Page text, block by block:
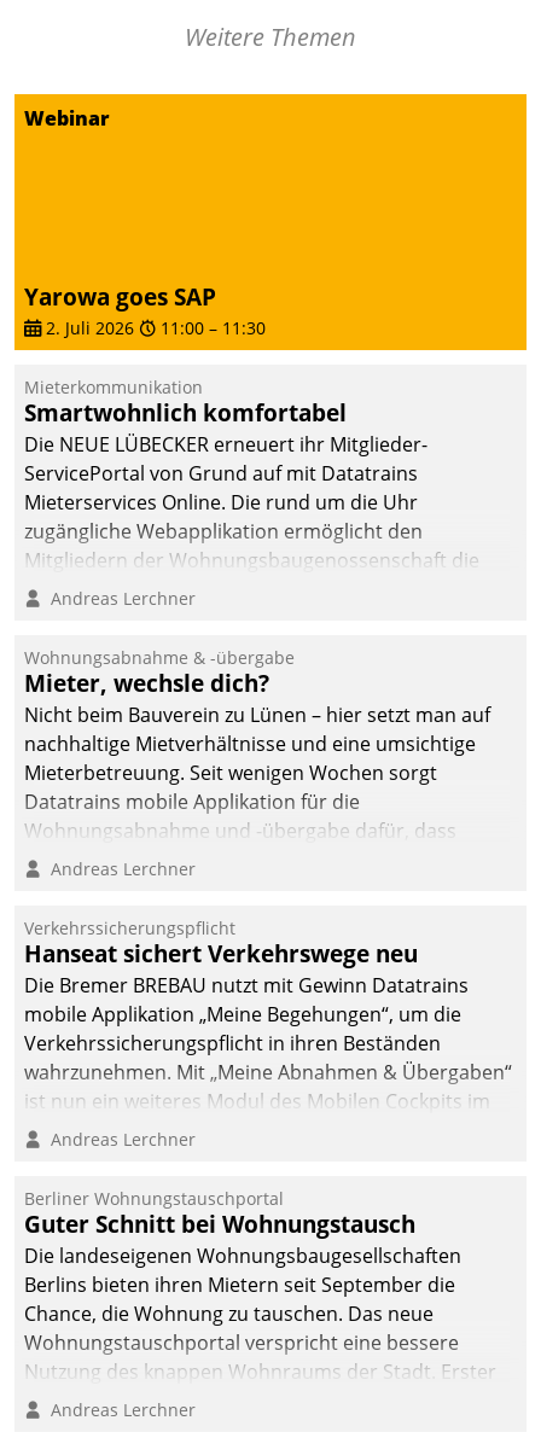
profitieren: Die nahtlose
von AktivBo und
Datatrain ermöglicht
datengestützte
Entscheidungen.
Weitere Themen
Webinar
Yarowa goes SAP
2. Juli 2026 11:00 – 11:30
Mieterkommunikation
Smartwohnlich komfortabel
Die NEUE LÜBECKER erneuert ihr Mitglieder-
ServicePortal von Grund auf mit Datatrains
Mieterservices Online. Die rund um die Uhr
zugängliche Webapplikation ermöglicht den
Mitgliedern der Wohnungs­bau­genossenschaft die
Kontaktaufnahme per Smartphone, Tablet oder PC.
Andreas Lerchner
Wohnungsabnahme & -übergabe
Mieter, wechsle dich?
Nicht beim Bauverein zu Lünen – hier setzt man auf
nachhaltige Mietverhältnisse und eine umsichtige
Mieterbetreuung. Seit wenigen Wochen sorgt
Datatrains mobile Applikation für die
Wohnungsabnahme und -übergabe dafür, dass
Mieter wohlgeordnet kommen und, so es sein muss,
Andreas Lerchner
Verkehrssicherungspflicht
Hanseat sichert Verkehrswege neu
Die Bremer BREBAU nutzt mit Gewinn Datatrains
mobile Applikation „Meine Begehungen“, um die
Verkehrssicherungspflicht in ihren Beständen
wahrzunehmen. Mit „Meine Abnahmen & Übergaben“
ist nun ein weiteres Modul des Mobilen Cockpits im
Einsatz.
Andreas Lerchner
Berliner Wohnungstauschportal
Guter Schnitt bei Wohnungstausch
Die landeseigenen Wohnungsbaugesellschaften
Berlins bieten ihren Mietern seit September die
Chance, die Wohnung zu tauschen. Das neue
Wohnungstauschportal verspricht eine bessere
Nutzung des knappen Wohnraums der Stadt. Erster
Anwendungsfall für Datatrains Lösung API-Hub mit
Andreas Lerchner